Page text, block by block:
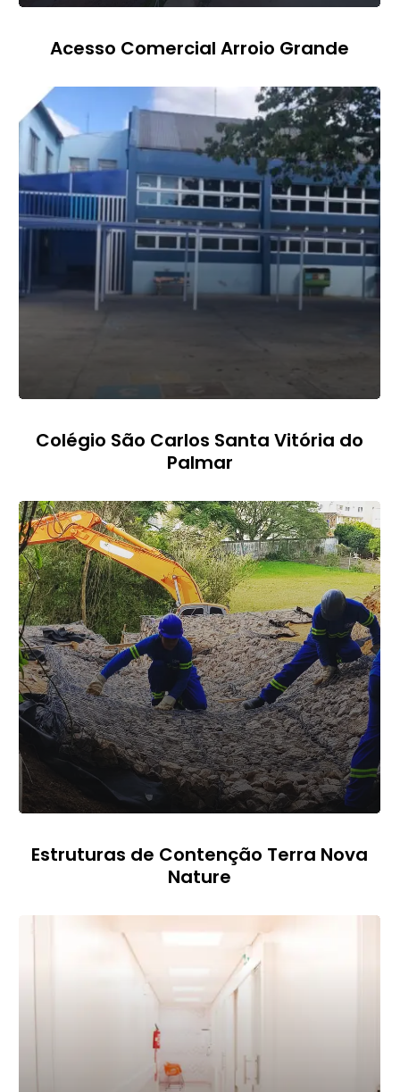
Acesso Comercial Arroio Grande
Colégio São Carlos Santa Vitória do
Palmar
Estruturas de Contenção Terra Nova
Nature